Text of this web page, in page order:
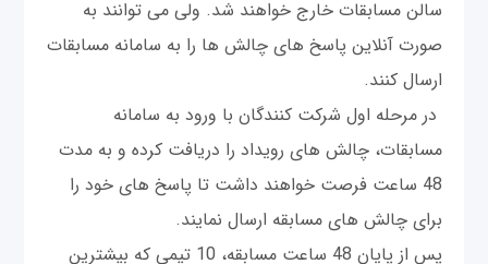
سالن مسابقات خارج خواهند شد. ولی می توانند به
صورت آنلاین پاسخ های چالش ها را به سامانه مسابقات
ارسال کنند.
در مرحله اول شرکت کنندگان با ورود به سامانه
مسابقات، چالش های رویداد را دریافت کرده و به مدت
48 ساعت فرصت خواهند داشت تا پاسخ های خود را
برای چالش های مسابقه ارسال نمایند.
پس از پایان 48 ساعت مسابقه، 10 تیمی که بیشترین